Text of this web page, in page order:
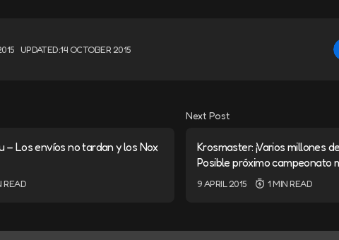
UPDATED:14 OCTOBER 2015
– Los envíos no tardan y los Nox
READ
Next Post
Krosmaster: ¡Varios millones
Posible próximo campeonato
9 APRIL 2015 1 MIN READ